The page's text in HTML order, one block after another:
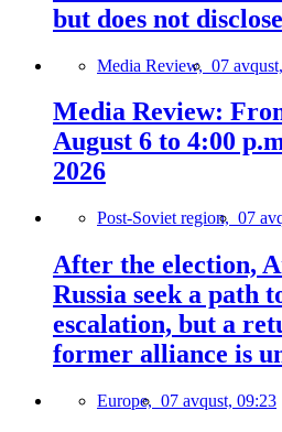
but does not
Media Review, 07
Media Review:
August 6 to 4:00
2026
Post-Soviet region, 07
After the election,
Russia seek a path
escalation, but a
former alliance is
Europe, 07 avqust, 09:23